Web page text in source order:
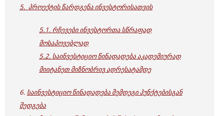
5. პროექტის წარდგენა ინვესტორისათვის
5.1. რჩევები ინვესტორთა სწრაფად
მოსაპოვებლად
5.2. საინვესტიციო წინადადება აკადემიურად
მიიტანეთ მიზნობრივ ადრესატამდე
6. საინვესტიციო წინადადება შემდეგი პუნქტებისგან
შედგება